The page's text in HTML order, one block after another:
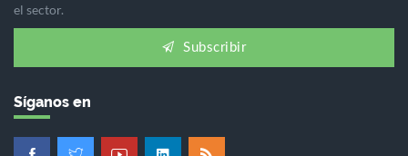
el sector.
Subscribir
Síganos en